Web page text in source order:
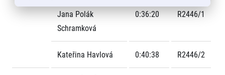
Jana Polák
Schramková
0:36:20 R2446/1
Kateřina Havlová 0:40:38 R2446/2